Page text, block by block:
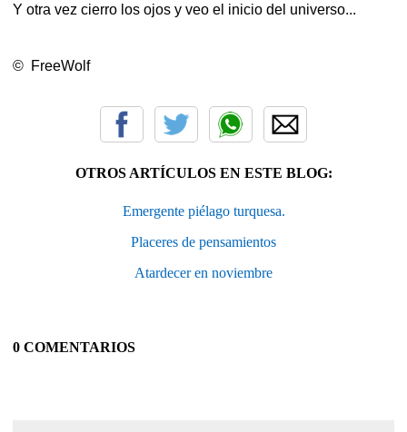
Y otra vez cierro los ojos y veo el inicio del universo...
© FreeWolf
OTROS ARTÍCULOS EN ESTE BLOG:
Emergente piélago turquesa.
Placeres de pensamientos
Atardecer en noviembre
0 COMENTARIOS